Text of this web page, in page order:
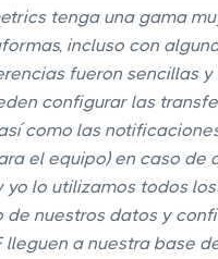
tenga una gama
incluso con
fueron sencillas
configurar las
como las
el equipo) en caso de
yo lo utilizamos todos
nuestros datos y
lleguen a nuestra base